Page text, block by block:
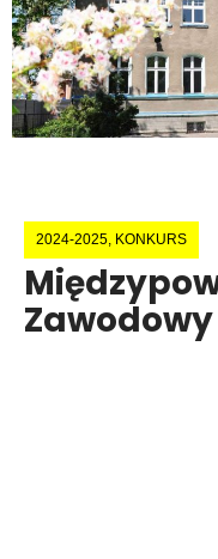
2024-2025 KONKURS